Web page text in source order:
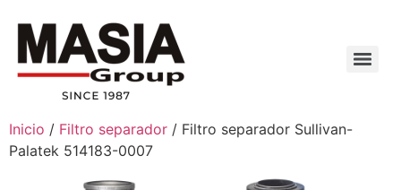
Inicio / Filtro separador / Filtro separador Sullivan-
Palatek 514183-0007